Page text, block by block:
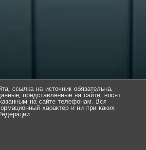
ссылка на источник обязательна.
представленные на сайте, носят
на сайте телефонам. Вся
характер и ни при каких